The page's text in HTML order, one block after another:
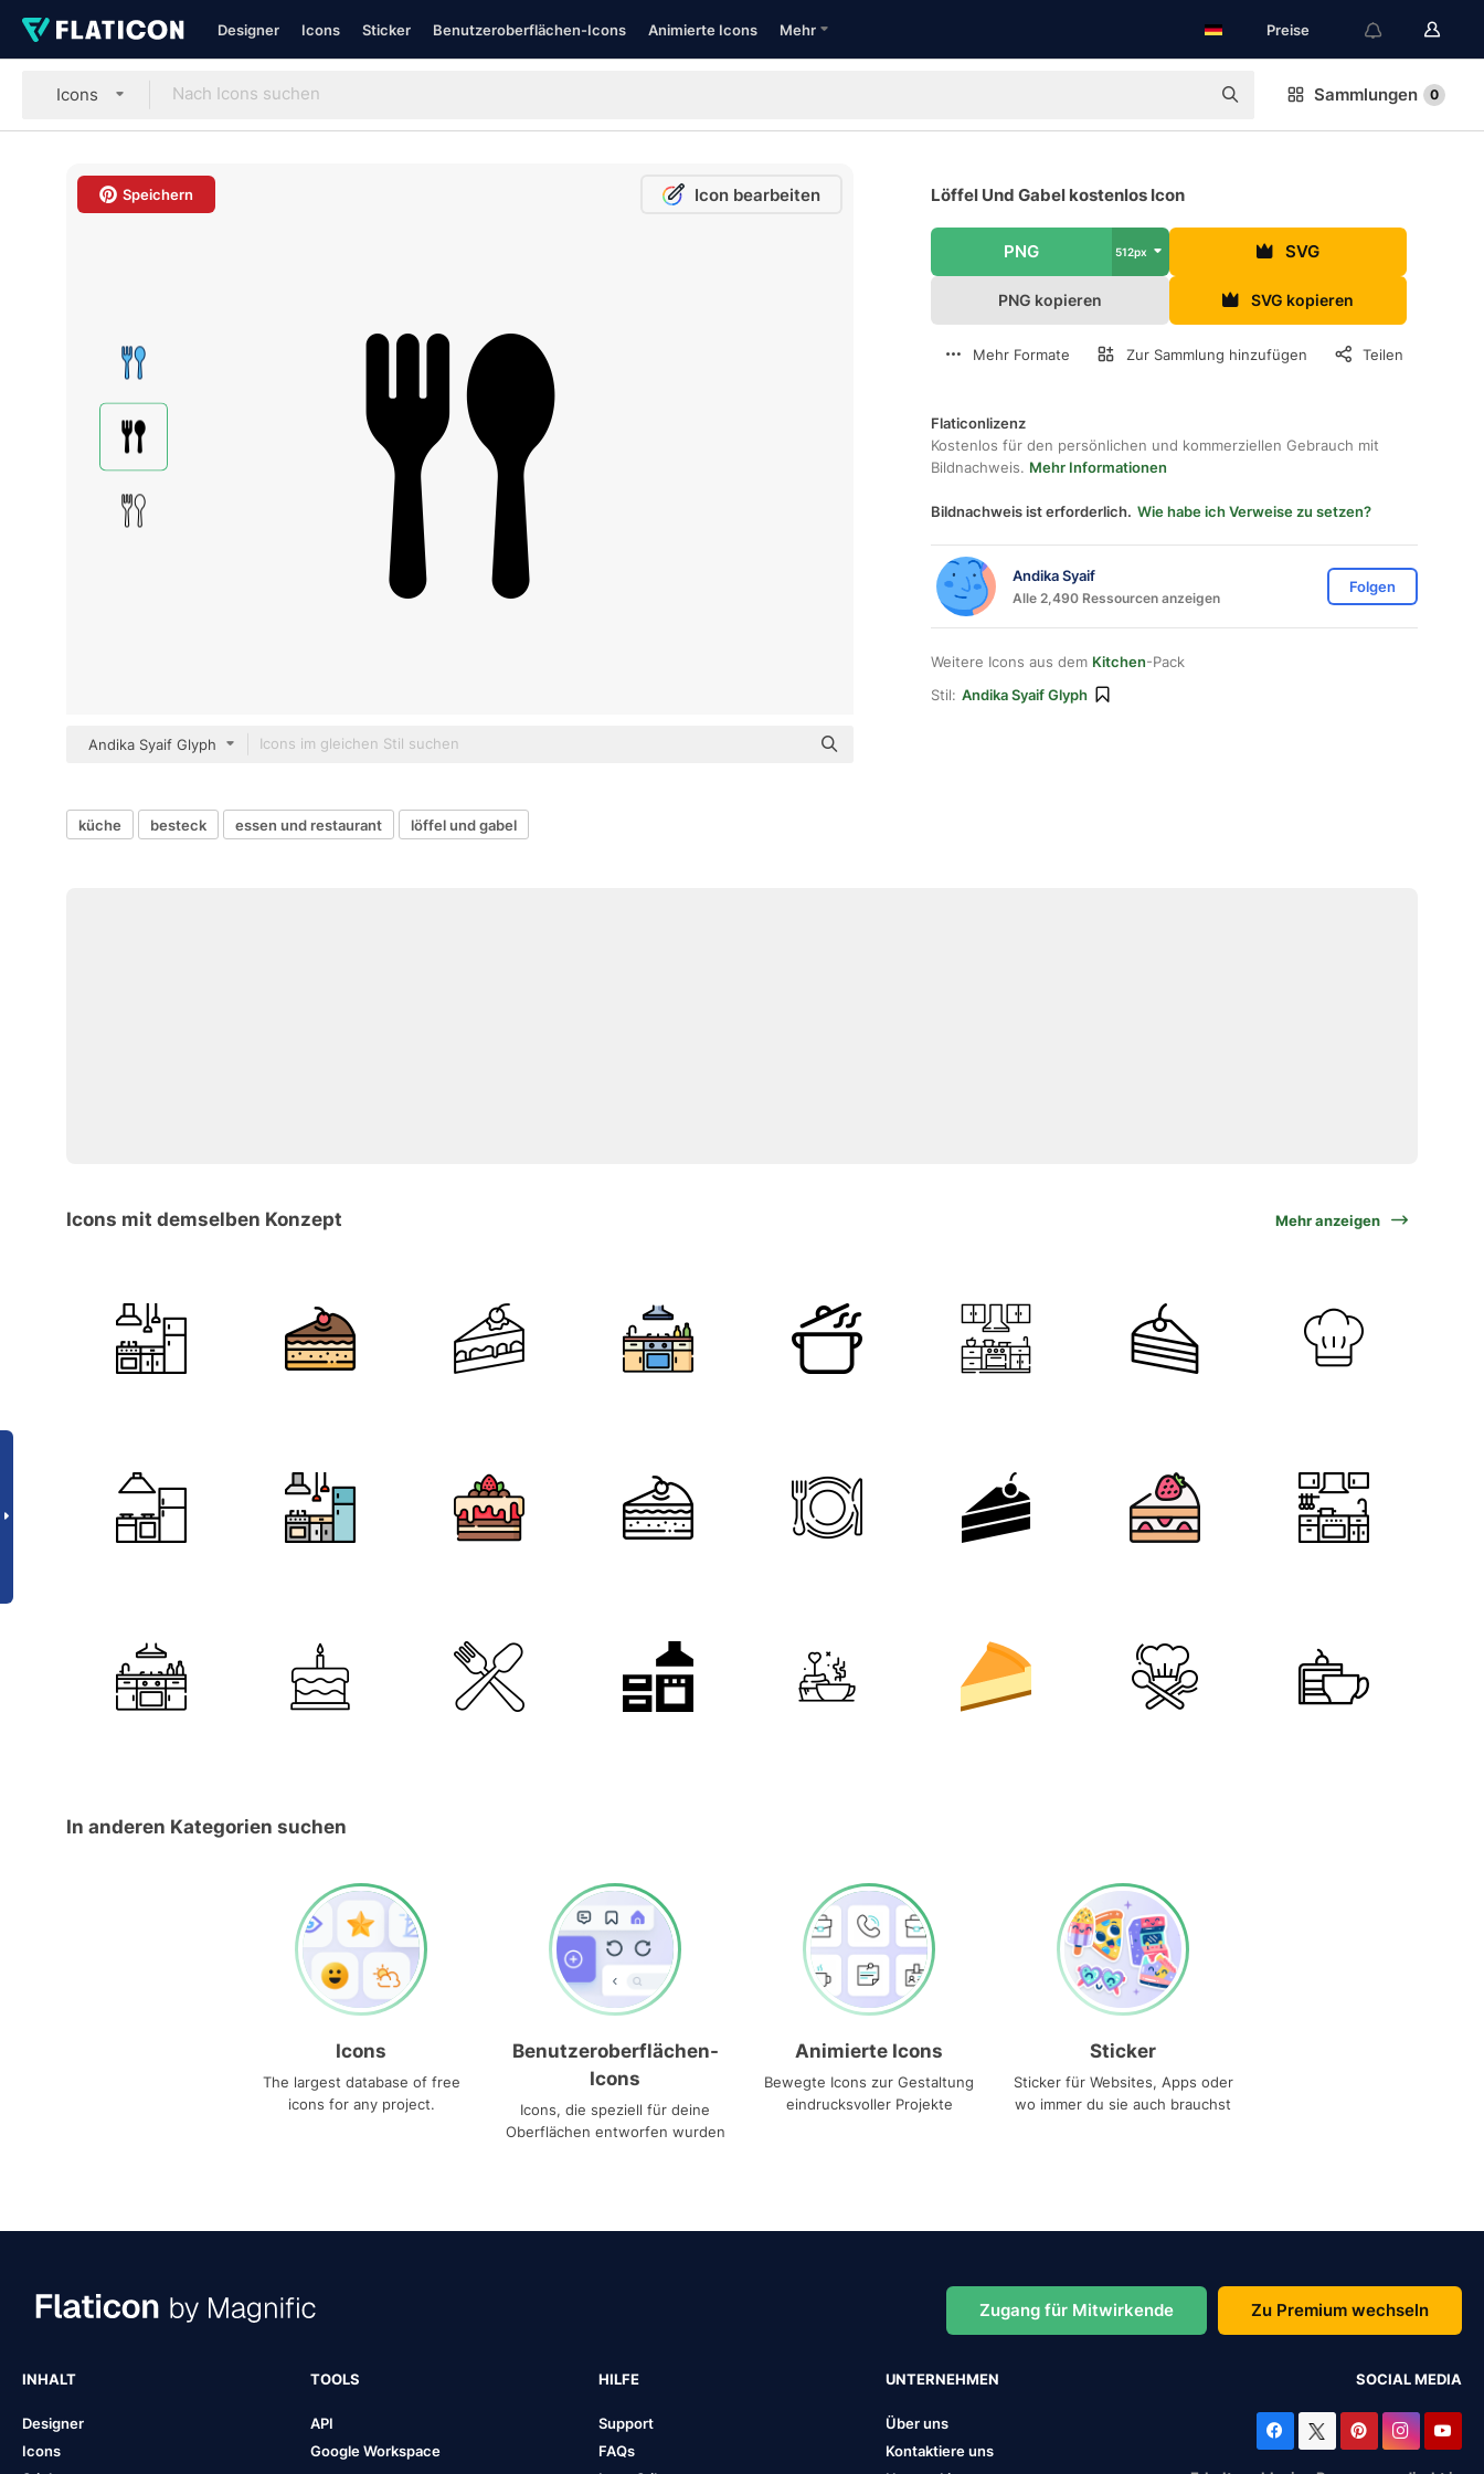
Designer Icons Sticker Benutzeroberflächen-Icons Animierte Icons Mehr Preise
Icons Sammlungen 0
Speichern Icon bearbeiten
Andika Syaif Glyph
Löffel Und Gabel kostenlos Icon
PNG 512px SVG
PNG kopieren SVG kopieren
Mehr Formate Zur Sammlung hinzufügen Teilen
Flaticonlizenz
Kostenlos für den persönlichen und kommerziellen Gebrauch mit
Bildnachweis. Mehr Informationen
Bildnachweis ist erforderlich. Wie habe ich Verweise zu setzen?
Andika Syaif
Alle 2,490 Ressourcen anzeigen
Folgen
Weitere Icons aus dem Kitchen-Pack
Stil: Andika Syaif Glyph
küche besteck essen und restaurant löffel und gabel
Icons mit demselben Konzept Mehr anzeigen
In anderen Kategorien suchen
Icons
The largest database of free
icons for any project.
Benutzeroberflächen-
Icons
Icons, die speziell für deine
Oberflächen entworfen wurden
Animierte Icons
Bewegte Icons zur Gestaltung
eindrucksvoller Projekte
Sticker
Sticker für Websites, Apps oder
wo immer du sie auch brauchst
Zugang für Mitwirkende Zu Premium wechseln
INHALT
Designer
Icons
TOOLS
API
Google Workspace
HILFE
Support
FAQs
UNTERNEHMEN
Über uns
Kontaktiere uns
SOCIAL MEDIA